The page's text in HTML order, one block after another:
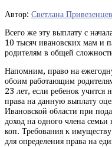
Автор: Светлана
Всего же эту выплату с
10 тысяч ивановских мам и
родителям в общей
Напомним, право на
обоим работающим
23 лет, если ребенок
права на данную выплату
Ивановской области при
доход на одного члена
коп. Требования к
для определения права на